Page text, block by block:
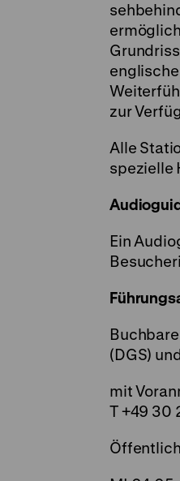
zur
Alle
spezielle
Ein
(DGS)
mit
T +49 30